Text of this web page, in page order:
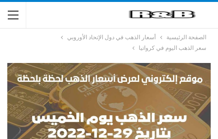
الصفحة الرئيسية
أسعار الذهب في دول الإتحاد الأوروبي
سعر الذهب اليوم في كرواتيا